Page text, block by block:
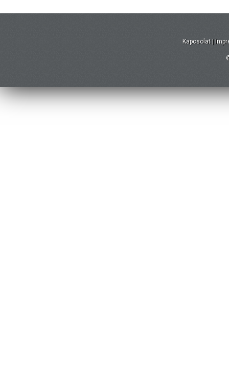
Kapcsolat |